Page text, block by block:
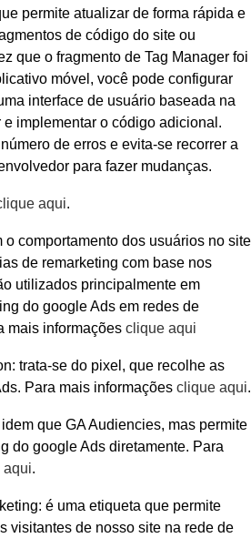
permite atualizar de forma rápida e
de código do site ou
que o fragmento de Tag Manager foi
móvel, você pode configurar
interface de usuário baseada na
implementar o código adicional.
de erros e evita-se recorrer a
para fazer mudanças.
aqui.
o comportamento dos usuários no site
de remarketing com base nos
utilizados principalmente em
do google Ads em redes de
mais informações clique aqui
trata-se do pixel, que recolhe as
Para mais informações clique aqui.
que GA Audiencies, mas permite
do google Ads diretamente. Para
aqui.
é uma etiqueta que permite
visitantes de nosso site na rede de